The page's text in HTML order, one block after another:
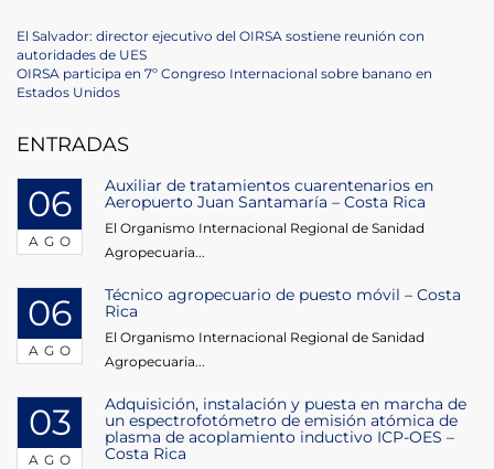
Navegación
de
Previous
Post
El Salvador: director ejecutivo del OIRSA sostiene reunión con
autoridades de UES
Next
Post
OIRSA participa en 7º Congreso Internacional sobre banano en
Estados Unidos
ENTRADAS
06
AGO
Auxiliar de tratamientos cuarentenarios en
Aeropuerto Juan Santamaría – Costa Rica
El Organismo Internacional Regional de Sanidad
Agropecuaria...
06
AGO
Técnico agropecuario de puesto móvil – Costa
Rica
El Organismo Internacional Regional de Sanidad
Agropecuaria...
03
AGO
Adquisición, instalación y puesta en marcha de
un espectrofotómetro de emisión atómica de
plasma de acoplamiento inductivo ICP-OES –
Costa Rica